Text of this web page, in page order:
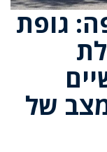
גופת
של